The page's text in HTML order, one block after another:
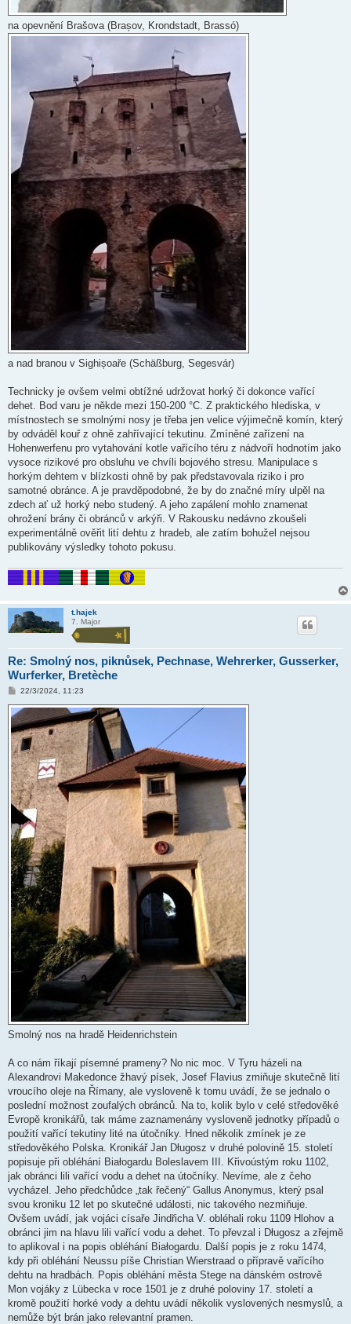
na opevnění Brašova (Brașov, Krondstadt, Brassó)
a nad branou v Sighișoaře (Schäßburg, Segesvár)
Technicky je ovšem velmi obtížné udržovat horký či dokonce vařící
dehet. Bod varu je někde mezi 150-200 °C. Z praktického hlediska, v
místnostech se smolnými nosy je třeba jen velice výjimečně komín, který
by odváděl kouř z ohně zahřívající tekutinu. Zmíněné zařízení na
Hohenwerfenu pro vytahování kotle vařícího téru z nádvoří hodnotím jako
vysoce rizikové pro obsluhu ve chvíli bojového stresu. Manipulace s
horkým dehtem v blízkosti ohně by pak představovala riziko i pro
samotné obránce. A je pravděpodobné, že by do značné míry ulpěl na
zdech ať už horký nebo studený. A jeho zapálení mohlo znamenat
ohrožení brány či obránců v arkýři. V Rakousku nedávno zkoušeli
experimentálně ověřit lití dehtu z hradeb, ale zatím bohužel nejsou
publikovány výsledky tohoto pokusu.
t.hajek
7. Major
Re: Smolný nos, piknůsek, Pechnase, Wehrerker, Gusserker,
Wurferker, Bretèche
P
í
s
p
ě
v
e
k
22/3/2024, 11:23
Smolný nos na hradě Heidenrichstein
A co nám říkají písemné prameny? No nic moc. V Tyru házeli na
Alexandrovi Makedonce žhavý písek, Josef Flavius zmiňuje skutečně lití
vroucího oleje na Římany, ale vysloveně k tomu uvádí, že se jednalo o
poslední možnost zoufalých obránců. Na to, kolik bylo v celé středověké
Evropě kronikářů, tak máme zaznamenány vysloveně jednotky případů o
použití vařící tekutiny lité na útočníky. Hned několik zmínek je ze
středověkého Polska. Kronikář Jan Długosz v druhé polovině 15. století
popisuje při obléhání Białogardu Boleslavem III. Křivoústým roku 1102,
jak obránci lili vařící vodu a dehet na útočníky. Nevíme, ale z čeho
vycházel. Jeho předchůdce „tak řečený“ Gallus Anonymus, který psal
svou kroniku 12 let po skutečné události, nic takového nezmiňuje.
Ovšem uvádí, jak vojáci císaře Jindřicha V. obléhali roku 1109 Hlohov a
obránci jim na hlavu lili vařící vodu a dehet. To převzal i Długosz a zřejmě
to aplikoval i na popis obléhání Białogardu. Další popis je z roku 1474,
kdy při obléhání Neussu píše Christian Wierstraad o přípravě vařícího
dehtu na hradbách. Popis obléhání města Stege na dánském ostrově
Mon vojáky z Lübecka v roce 1501 je z druhé poloviny 17. století a
kromě použití horké vody a dehtu uvádí několik vyslovených nesmyslů, a
nemůže být brán jako relevantní pramen.